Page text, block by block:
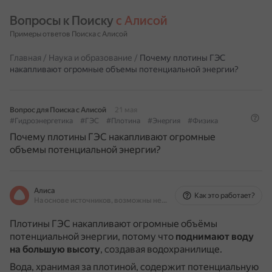
Вопросы к Поиску с Алисой
Примеры ответов Поиска с Алисой
Главная / Наука и образование / Почему плотины ГЭС
накапливают огромные объемы потенциальной энергии?
Вопрос для Поиска с Алисой
21 мая
#Гидроэнергетика
#ГЭС #Плотина #Энергия #Физика
Почему плотины ГЭС накапливают огромные
объемы потенциальной энергии?
Алиса
На основе источников, возможны неточности
Как это работает?
Плотины ГЭС накапливают огромные объёмы
потенциальной энергии, потому что поднимают воду
на большую высоту, создавая водохранилище.
Вода, хранимая за плотиной, содержит потенциальную